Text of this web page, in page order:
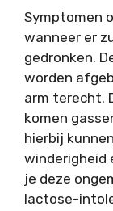
Symptomen
wanneer er
gedronken.
worden
arm terecht.
komen
hierbij
winderigheid
je deze
lactose-